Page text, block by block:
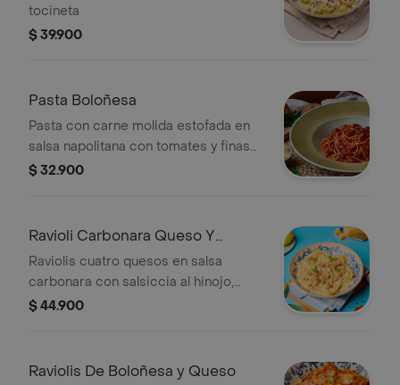
tocineta
$ 39.900
Pasta Boloñesa
Pasta con carne molida estofada en
salsa napolitana con tomates y finas
hierbas
$ 32.900
Ravioli Carbonara Queso Y
salsiccia
Raviolis cuatro quesos en salsa
carbonara con salsiccia al hinojo,
tocineta, parmesano, albahaca y
$ 44.900
Raviolis De Boloñesa y Queso